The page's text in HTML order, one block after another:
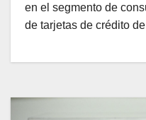
en el segmento de
de tarjetas de crédito